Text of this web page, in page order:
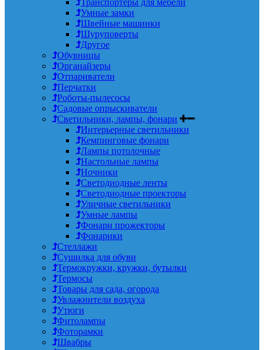
Умные замки
Швейные машинки
Шуруповерты
Другое
Обувницы
Органайзеры
Отпариватели
Перчатки
Роботы-пылесосы
Садовые опрыскиватели
Светильники, лампы, фонари
Интерьерные светильники
Кемпинговые фонари
Лампы потолочные
Настольные лампы
Ночники
Светодиодные ленты
Светодиодные проекторы
Уличные светильники
Умные лампы
Фонари прожекторы
Фонарики
Стеллажи
Сушилка для обуви
Термокружки, кружки, бутылки
Термосы
Товары для сада, огорода
Увлажнители воздуха
Утюги
Фитолампы
Фоторамки
Швабры